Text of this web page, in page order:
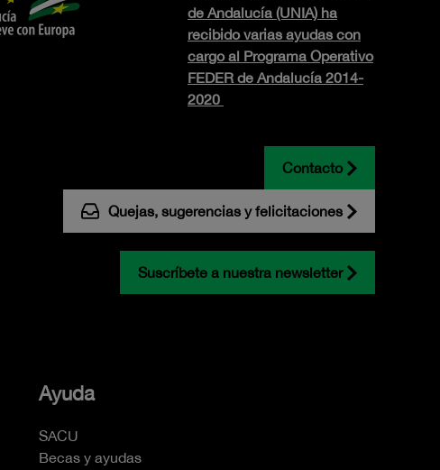
de Andalucía (UNIA) ha
recibido varias ayudas con
cargo al Programa Operativo
FEDER de Andalucía 2014-
2020
Contacto
Quejas, sugerencias y felicitaciones
Suscríbete a nuestra newsletter
Ayuda
SACU
Becas y ayudas